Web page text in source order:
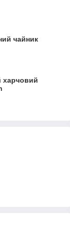
чайник
харчовий